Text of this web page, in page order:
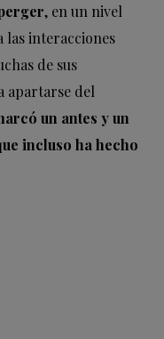
, en un nivel
las interacciones
de sus
apartarse del
un antes y un
incluso ha hecho